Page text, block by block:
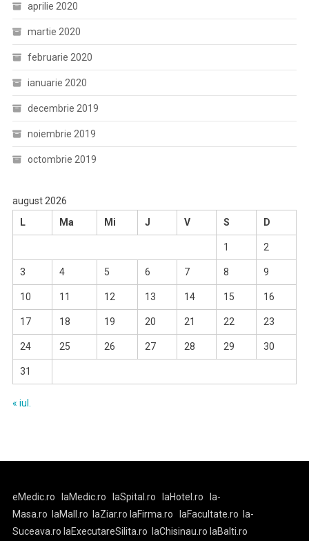
aprilie 2020
martie 2020
februarie 2020
ianuarie 2020
decembrie 2019
noiembrie 2019
octombrie 2019
august 2026
L
Ma Mi J V S D
1 2
3 4 5 6 7 8 9
10 11 12 13 14 15 16
17 18 19 20 21 22 23
24 25 26 27 28 29 30
31
« iul.
eMedic.ro laMedic.ro laSpital.ro laHotel.ro
la-
Masa.ro
laMall.ro laZiar.ro laFirma.ro laFacultate.ro
la-
Suceava.ro laExecutareSilita.ro laChisinau.ro laBalti.ro